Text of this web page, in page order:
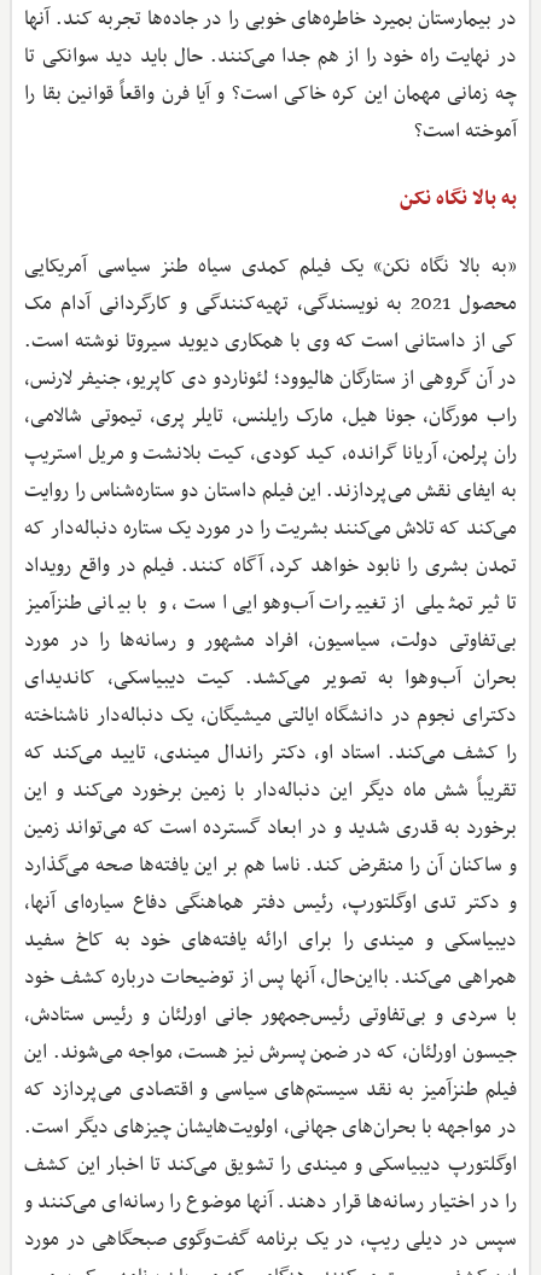
در بیمارستان بمیرد خاطره‌های خوبی را در جاده‌ها تجربه کند. آنها
در نهایت راه خود را از هم جدا می‌کنند. حال باید دید سوانکی تا
چه زمانی مهمان این کره خاکی است؟ و آیا فرن واقعاً قوانین بقا را
آموخته است؟
به بالا نگاه نکن
«به بالا نگاه نکن» یک فیلم کمدی سیاه طنز سیاسی آمریکایی
محصول 2021 به نویسندگی، تهیه‌کنندگی و کارگردانی آدام مک
کی از داستانی است که وی با همکاری دیوید سیروتا نوشته است.
در آن گروهی از ستارگان هالیوود؛ لئوناردو دی کاپریو، جنیفر لارنس،
راب مورگان، جونا هیل، مارک رایلنس، تایلر پری، تیموتی شالامی،
ران پرلمن، آریانا گرانده، کید کودی، کیت بلانشت و مریل استریپ
به ایفای نقش می‌پردازند. این فیلم داستان دو ستاره‌شناس را روایت
می‌کند که تلاش می‌کنند بشریت را در مورد یک ستاره دنباله‌دار که
تمدن بشری را نابود خواهد کرد، آگاه کنند. فیلم در واقع رویداد
تاثیر تمثیلی از تغییرات آب‌وهوایی است، و با بیانی طنزآمیز
بی‌تفاوتی دولت، سیاسیون، افراد مشهور و رسانه‌ها را در مورد
بحران آب‌وهوا به تصویر می‌کشد. کیت دیبیاسکی، کاندیدای
دکترای نجوم در دانشگاه ایالتی میشیگان، یک دنباله‌دار ناشناخته
را کشف می‌کند. استاد او، دکتر راندال میندی، تایید می‌کند که
تقریباً شش ماه دیگر این دنباله‌‌دار با زمین برخورد می‌کند و این
برخورد به قدری شدید و در ابعاد گسترده است که می‌تواند زمین
و ساکنان آن را منقرض کند. ناسا هم بر این یافته‌ها صحه می‌گذارد
و دکتر تدی اوگلتورپ، رئیس دفتر هماهنگی دفاع سیاره‌ای آنها،
دیبیاسکی و میندی را برای ارائه یافته‌های خود به کاخ سفید
همراهی می‌کند. بااین‌حال، آنها پس از توضیحات درباره کشف خود
با سردی و بی‌تفاوتی رئیس‌جمهور جانی اورلئان و رئیس ستادش،
جیسون اورلئان، که در ضمن پسرش نیز هست، مواجه می‌شوند. این
فیلم طنزآمیز به نقد سیستم‌های سیاسی و اقتصادی می‌پردازد که
در مواجهه با بحران‌های جهانی، اولویت‌هایشان چیزهای دیگر است.
اوگلتورپ دیبیاسکی و میندی را تشویق می‌کند تا اخبار این کشف
را در اختیار رسانه‌ها قرار دهند. آنها موضوع را رسانه‌ای می‌کنند و
سپس در دیلی ریپ، در یک برنامه گفت‌وگوی صبحگاهی در مورد